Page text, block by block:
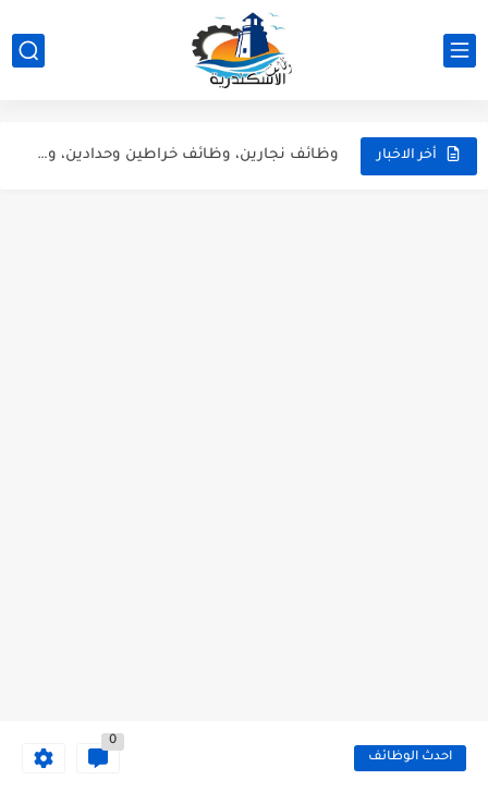
أخر الاخبار
وظيفة موظف استقبال وفني تشغيل طباعة بشركة Artista - وظائف...
وظائف نجارين، وظائف خراطين وحدادين، وظائف فنيين وعمال بشركة RunWay...
احدث الوظائف
0